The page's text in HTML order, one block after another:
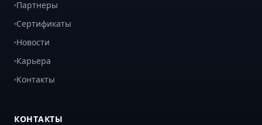
Партнеры
Сертификаты
Новости
Карьера
Контакты
КОНТАКТЫ